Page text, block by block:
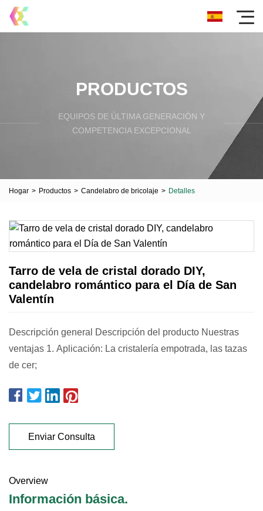
PRODUCTOS
EQUIPOS DE ÚLTIMA GENERACIÓN Y
COMPETENCIA EXCEPCIONAL
Hogar > Productos > Candelabro de bricolaje > Detalles
Tarro de vela de cristal dorado DIY,
candelabro romántico para el Día de San
Valentín
Descripción general Descripción del producto Nuestras
ventajas 1. Aplicación: La cristalería empotrada, las tazas
de cer;
Enviar Consulta
Overview
Información básica.